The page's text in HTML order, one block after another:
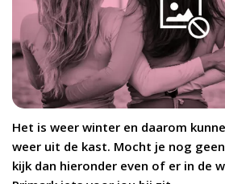
Het is weer winter en daarom
weer uit de kast. Mocht je nog
kijk dan hieronder even of er in de